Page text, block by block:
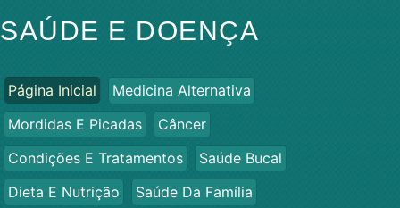
SAÚDE E DOENÇA
Página Inicial
Medicina Alternativa
Mordidas E Picadas
Câncer
Condições E Tratamentos
Saúde Bucal
Dieta E Nutrição
Saúde Da Família